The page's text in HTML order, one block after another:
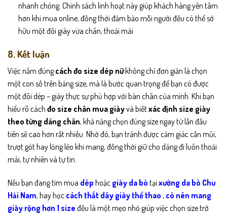
nhanh chóng. Chính sách linh hoạt này giúp khách hàng yên tâm
hơn khi mua online, đồng thời đảm bảo mỗi người đều có thể sở
hữu một đôi giày vừa chân, thoải mái
8. Kết luận
Việc nắm đúngcách đo size dép nữkhông chỉ đơn giản là chọn
một con số trên bảng size, mà là bước quan trọng để bạn có được
một đôi dép – giày thực sự phù hợp với bàn chân của mình. Khi bạn
hiểu rõ cách đo size chân mua giàyvà biếtxác định size giày
theo từng dáng chân, khả năng chọn đúng size ngay từ lần đầu
tiên sẽ cao hơn rất nhiều. Nhờ đó, bạn tránh được cảm giác cấn mũi,
trượt gót hay lỏng lẻo khi mang, đồng thời giữ cho dáng đi luôn thoải
mái, tự nhiên và tự tin.
Nếu bạn đang tìm mua dép hoặc giày da bò tại xưởng da bò Chu
Hải Nam, hay học cách thắt dây giày thể thao , có nên mang
giày rộng hơn 1 size đều là một mẹo nhỏ giúp việc chọn size trở